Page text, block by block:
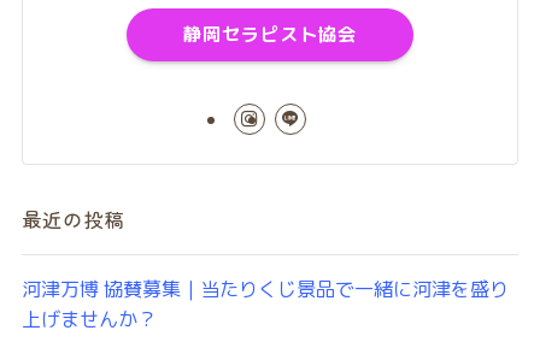
静岡セラピスト協会
最近の投稿
河津万博 協賛募集｜当たりくじ景品で一緒に河津を盛り
上げませんか？